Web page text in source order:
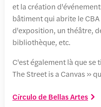
et la création
bâtiment qui abrite le
d'exposition, un théâtre,
bibliothèque, etc.
C'est également là que se
The Street is a Canvas »
Círculo de Bellas Artes